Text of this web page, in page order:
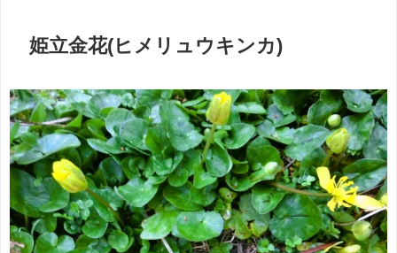
姫立金花(ヒメリュウ キンカ)